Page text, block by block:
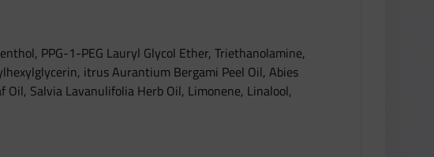
PPG-1-PEG Lauryl Glycol Ether, Triethanolamine,
itrus Aurantium Bergami Peel Oil, Abies
Salvia Lavanulifolia Herb Oil, Limonene, Linalool,